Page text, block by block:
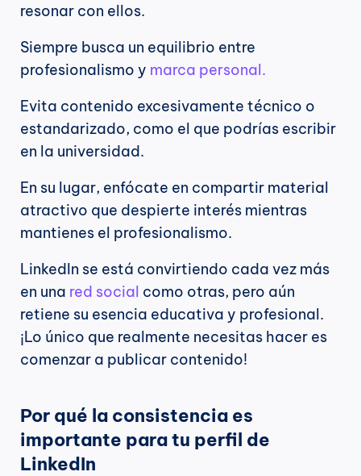
resonar con ellos.
Siempre busca un equilibrio entre
profesionalismo y marca personal.
Evita contenido excesivamente técnico o
estandarizado, como el que podrías escribir
en la universidad.
En su lugar, enfócate en compartir material
atractivo que despierte interés mientras
mantienes el profesionalismo.
LinkedIn se está convirtiendo cada vez más
en una red social como otras, pero aún
retiene su esencia educativa y profesional.
¡Lo único que realmente necesitas hacer es
comenzar a publicar contenido!
Por qué la consistencia es
importante para tu perfil de
LinkedIn